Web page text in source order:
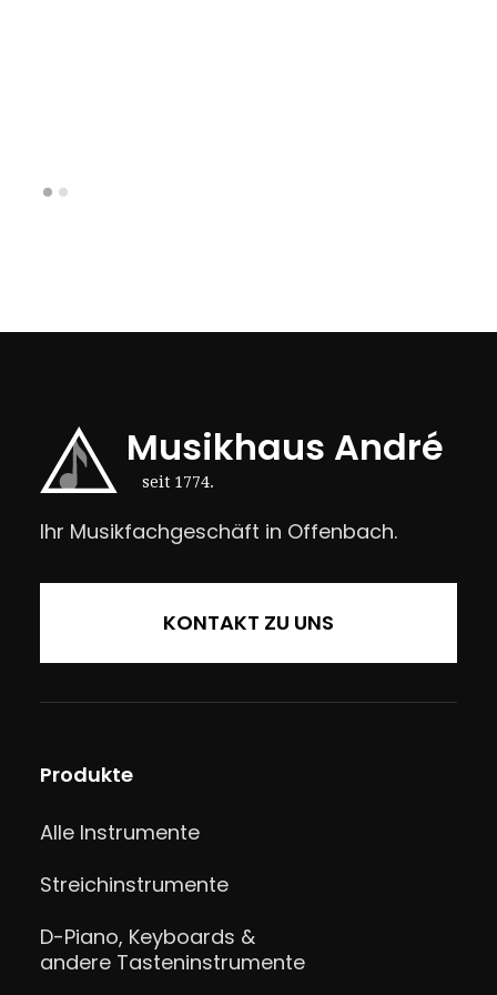
Musikhaus André
seit 1774.
Ihr Musikfachgeschäft in Offenbach.
KONTAKT ZU UNS
Produkte
Alle Instrumente
Streichinstrumente
D-Piano, Keyboards &
andere Tasteninstrumente